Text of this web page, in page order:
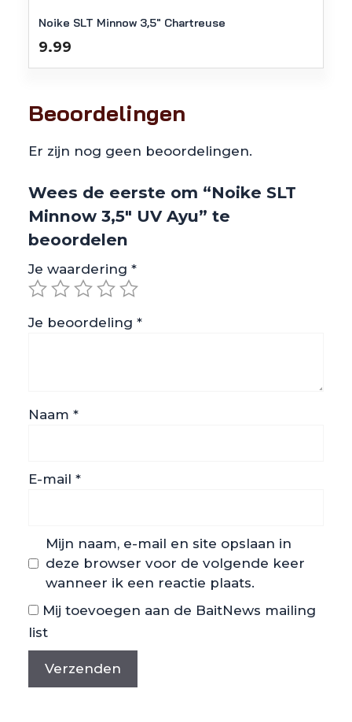
Noike SLT Minnow 3,5″ Chartreuse
9.99
Beoordelingen
Er zijn nog geen beoordelingen.
Wees de eerste om “Noike SLT
Minnow 3,5″ UV Ayu” te
beoordelen
Je waardering *
Je beoordeling *
Naam *
E-mail *
Mijn naam, e-mail en site opslaan in
deze browser voor de volgende keer
wanneer ik een reactie plaats.
Mij toevoegen aan de BaitNews mailing
list